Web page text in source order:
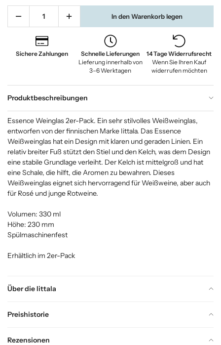
In den Warenkorb legen
Sichere Zahlungen
Schnelle Lieferungen
Lieferung innerhalb von
3–6 Werktagen
14 Tage Widerrufsrecht
Wenn Sie Ihren Kauf
widerrufen möchten
Produktbeschreibungen
Über die Iittala
Preishistorie
Rezensionen
Essence Weinglas 2er-Pack. Ein sehr stilvolles Weißweinglas,
entworfen von der finnischen Marke Iittala. Das Essence
Weißweinglas hat ein Design mit klaren und geraden Linien. Ein
relativ breiter Fuß stützt den Stiel und den Kelch, was dem Design
eine stabile Grundlage verleiht. Der Kelch ist mittelgroß und hat
eine Schale, die hilft, die Aromen zu bewahren. Dieses
Weißweinglas eignet sich hervorragend für Weißweine, aber auch
für Rosé und junge Rotweine.
Volumen: 330 ml
Höhe: 230 mm
Spülmaschinenfest
Erhältlich im 2er-Pack